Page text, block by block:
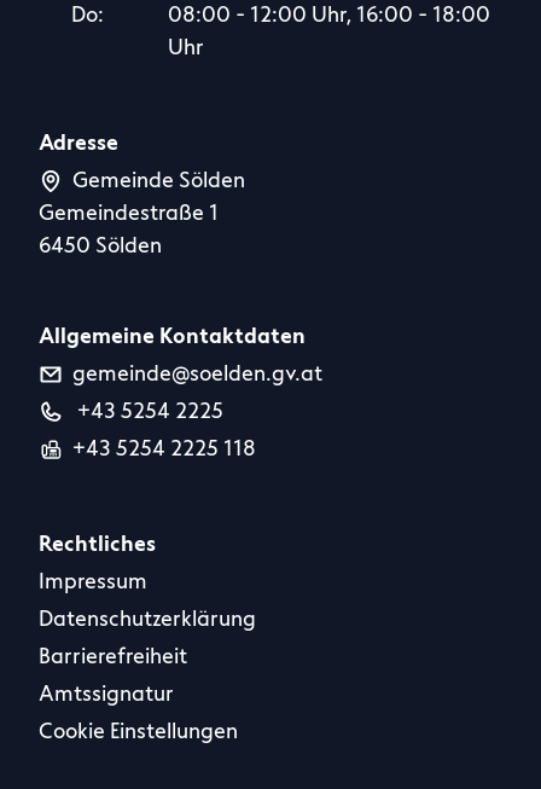
Do:
08:00 - 12:00 Uhr, 16:00 - 18:00
Uhr
Adresse
Gemeinde Sölden
Gemeindestraße 1
6450 Sölden
Allgemeine Kontaktdaten
gemeinde@soelden.gv.at
+43 5254 2225
+43 5254 2225 118
Rechtliches
Impressum
Datenschutzerklärung
Barrierefreiheit
Amtssignatur
Cookie Einstellungen